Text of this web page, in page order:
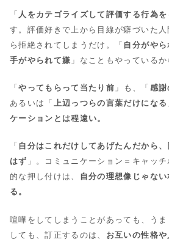
「 人をカテゴライズして評価する行為を
す。評価好きで上から目線が癖づいた
ら拒絶されてしまうだけ。「自分がやら
手がやられて嫌 」なこともやっているか
「やってもらって当たり前 」も、「感
あるいは「上辺っつらの言葉だけになる
ケーションとは程遠い。
「自分はこれだけしてあげたんだから
はず 」。コミュニケーション＝キャッ
的な押し付けは、 自分の理想像じゃな
る。
喧嘩をしてしまうことがあっても、う
しても、訂正するのは、 お互いの性格